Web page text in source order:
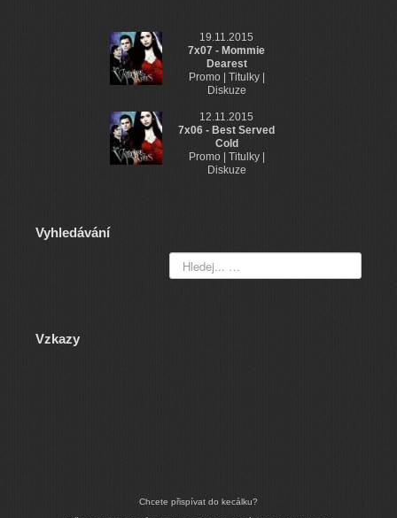
19.11.2015
7x07 - Mommie
Dearest
Promo | Titulky |
Diskuze
12.11.2015
7x06 - Best Served
Cold
Promo | Titulky |
Diskuze
Vyhledávání
Vzkazy
Chcete přispívat do kecálku?